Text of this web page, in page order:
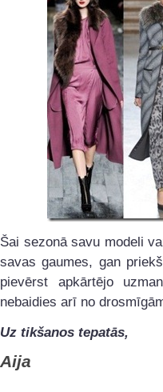
Šai sezonā savu modeli
savas gaumes, gan
pievērst apkārtējo
nebaidies arī no
Uz tikšanos tepatās,
Aija